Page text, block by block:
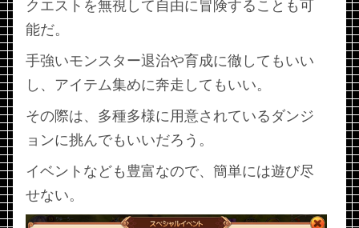
クエストを無視して自由に冒険することも可
能だ。
手強いモンスター退治や育成に徹してもいい
し、アイテム集めに奔走してもいい。
その際は、多種多様に用意されているダンジ
ョンに挑んでもいいだろう。
イベントなども豊富なので、簡単には遊び尽
せない。